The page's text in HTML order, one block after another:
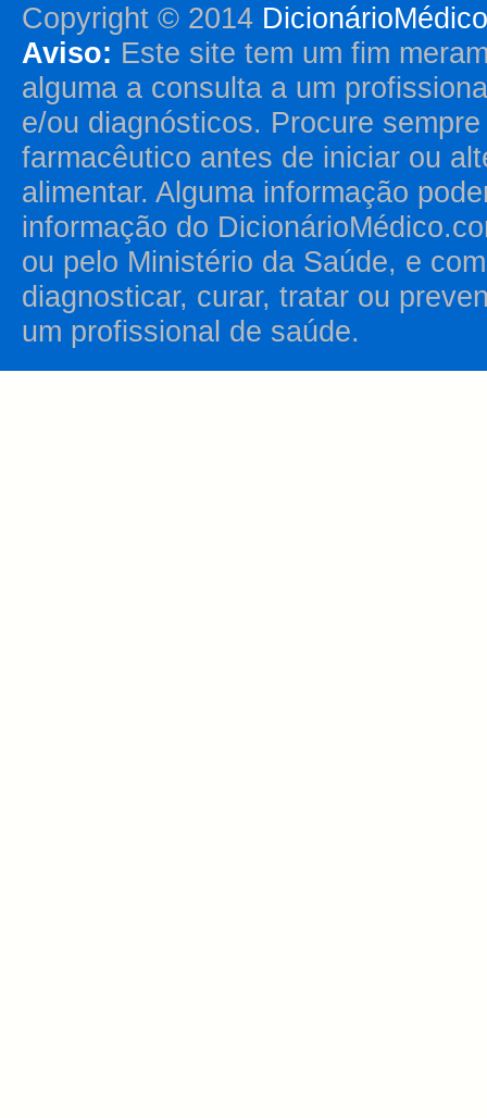
Copyright © 2014
Aviso: Este site tem um fim
alguma a consulta a um
e/ou diagnósticos. Procure
farmacêutico antes de iniciar ou
alimentar. Alguma informação
informação do
ou pelo Ministério da Saúde, e
diagnosticar, curar, tratar ou
um profissional de saúde.